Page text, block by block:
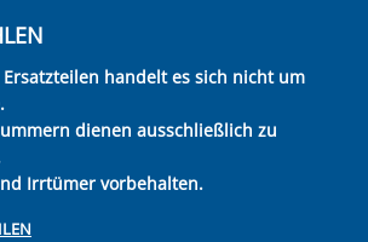
handelt es sich nicht um
dienen ausschließlich zu
Irrtümer vorbehalten.